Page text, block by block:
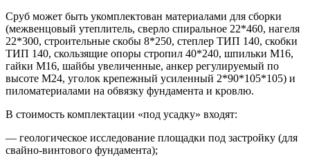
Сруб может быть укомплектован материалами для сборки
(межвенцовый утеплитель, сверло спиральное 22*460, нагеля
22*300, строительные скобы 8*250, степлер ТИП 140, скобки
ТИП 140, скользящие опоры стропил 40*240, шпильки М16,
гайки М16, шайбы увеличенные, анкер регулируемый по
высоте М24, уголок крепежный усиленный 2*90*105*105) и
пиломатериалами на обвязку фундамента и кровлю.
В стоимость комплектации «под усадку» входят:
— геологическое исследование площадки под застройку (для
свайно-винтового фундамента);